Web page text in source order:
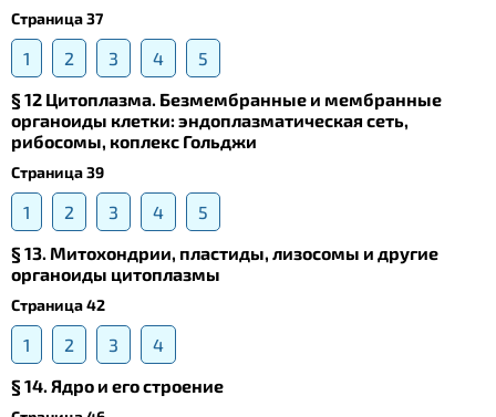
Страница 37
1 2 3 4
5
§ 12 Цитоплазма. Безмембранные и мембранные
органоиды клетки: эндоплазматическая сеть,
рибосомы, коплекс Гольджи
Страница 39
1 2 3 4
5
§ 13. Mитохондрии, пластиды, лизосомы и другие
органоиды цитоплазмы
Страница 42
1 2 3
4
§ 14. Ядро и его строение